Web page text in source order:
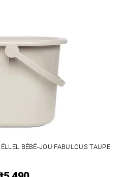
BÉBÉ-JOU FABULOUS TAUPE